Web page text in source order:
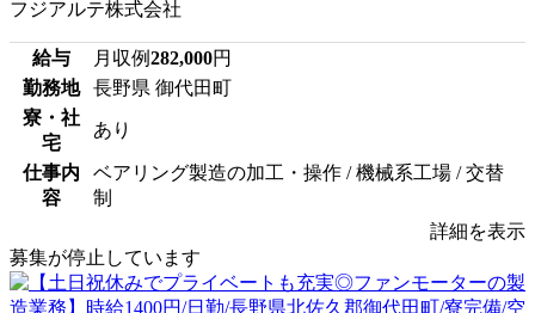
フジアルテ株式会社
給与 月収例282,000円
勤務地
長野県 御代田町
寮・社
宅
あり
仕事内
容
ベアリング製造の加工・操作 / 機械系工場 / 交替
制
詳細を表示
募集が停止しています